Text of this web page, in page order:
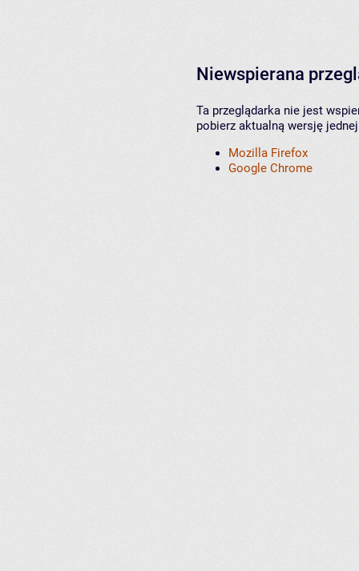
Niewspierana
Ta przeglądarka nie jest
pobierz aktualną wersję
Mozilla Firefox
Google Chrome